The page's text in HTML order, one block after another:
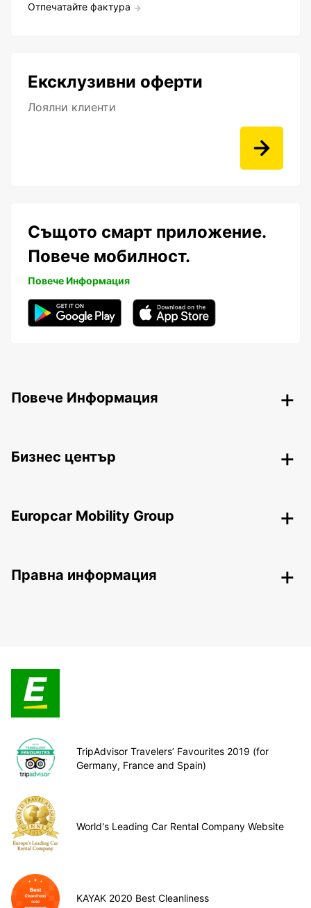
Отпечатайте фактура
Ексклузивни оферти
Лоялни клиенти
Същото смарт приложение.
Повече мобилност.
Повече Информация
Повече Информация
Бизнес център
Europcar Mobility Group
Правна информация
TripAdvisor Travelers’ Favourites 2019 (for
Germany, France and Spain)
World's Leading Car Rental Company Website
KAYAK 2020 Best Cleanliness